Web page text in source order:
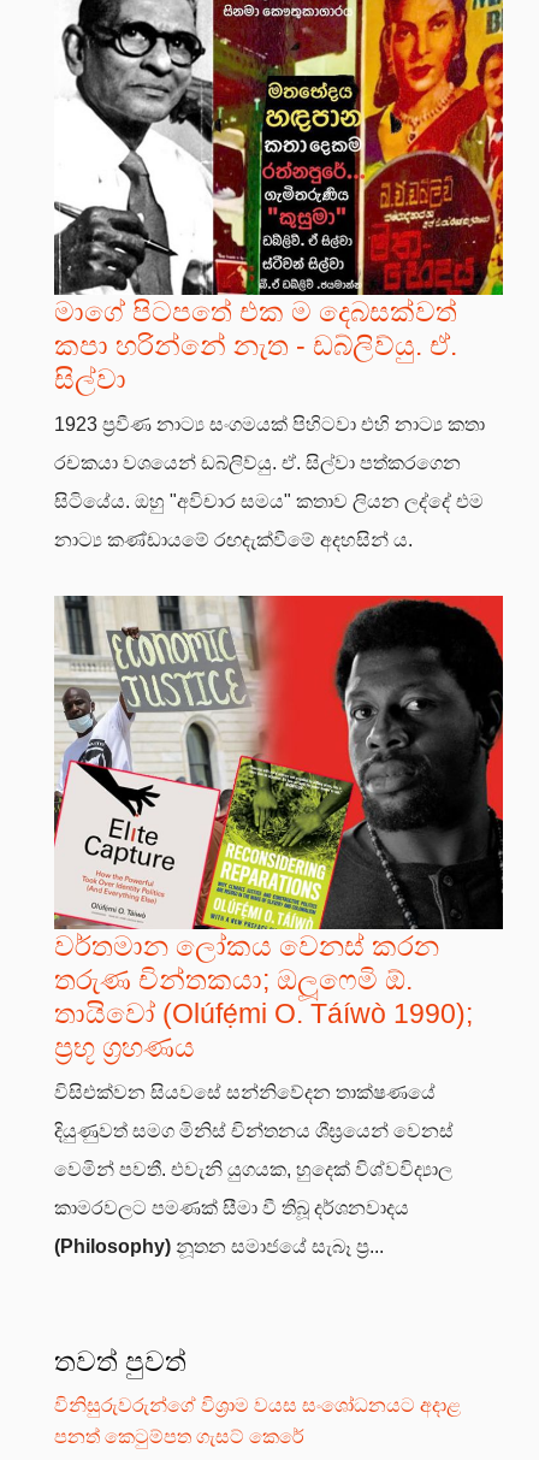
මාගේ පිටපතේ එක ම දෙබසක්වත්
කපා හරින්නේ නැත - ඩබ්ලිව්යු. ඒ.
සිල්වා
1923 ප්‍රවීණ නාට්‍ය සංගමයක් පිහිටවා එහි නාට්‍ය කතා
රචකයා වශයෙන් ඩබ්ලිව්යු. ඒ. සිල්වා පත්කරගෙන
සිටියේය. ඔහු "අවිචාර සමය" කතාව ලියන ලද්දේ එම
නාට්‍ය කණ්ඩායමේ රඟදැක්වීමේ අදහසින් ය.
වර්තමාන ලෝකය වෙනස් කරන
තරුණ චින්තකයා; ඔලූෆෙමි ඕ.
තායිවෝ (Olúfẹ́mi O. Táíwò 1990);
ප්‍රභූ ග්‍රහණය
විසිඑක්වන සියවසේ සන්නිවේදන තාක්ෂණයේ
දියුණුවත් සමග මිනිස් චින්තනය ශීඝ්‍රයෙන් වෙනස්
වෙමින් පවතී. එවැනි යුගයක, හුදෙක් විශ්වවිද්‍යාල
කාමරවලට පමණක් සීමා වී තිබූ දර්ශනවාදය
(Philosophy) නූතන සමාජයේ සැබෑ ප්‍ර...
තවත් පුවත්
විනිසුරුවරුන්ගේ විශ්‍රාම වයස සංශෝධනයට අදාළ
පනත් කෙටුම්පත ගැසට් කෙරේ